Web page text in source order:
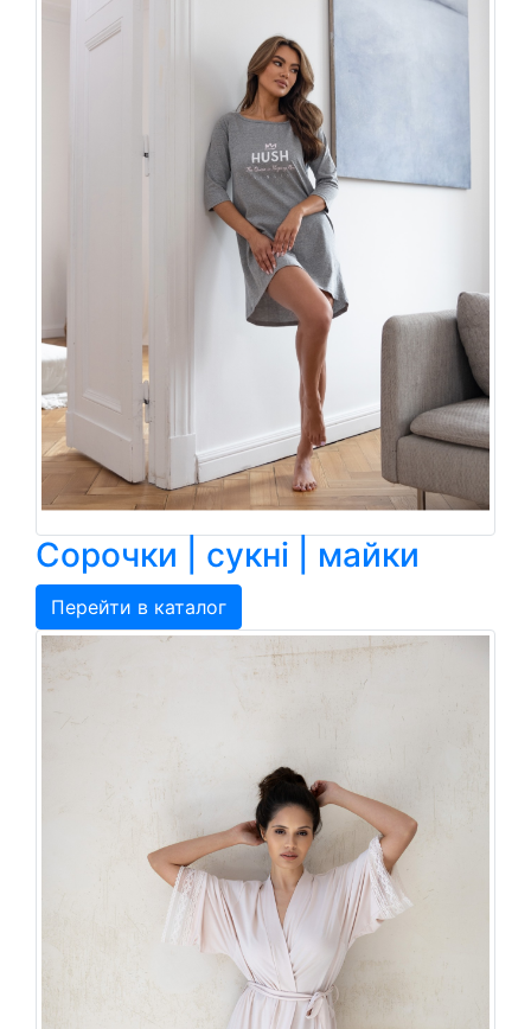
Сорочки | сукні | майки
Перейти в каталог